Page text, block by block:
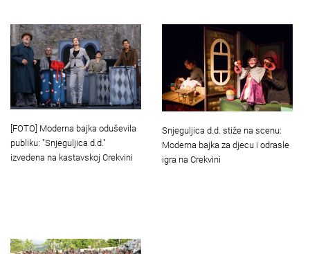
[FOTO] Moderna bajka oduševila
publiku: "Snjeguljica d.d."
izvedena na kastavskoj Crekvini
Snjeguljica d.d. stiže na scenu:
Moderna bajka za djecu i odrasle
igra na Crekvini